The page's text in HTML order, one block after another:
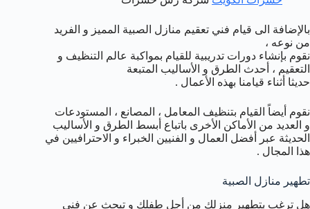
بالإضافة الى قيام فني تعقيم منازل الصبية المميز و الفريد
من نوعه ،
نقوم بإنشاء دورات تدريبية للقيام بمواكبة عالم التنظيف و
التعقيم ، أحدث الطرق و الأساليب المتبعة
حديثا أثناء قيامنا بهذه الأعمال .
نقوم أيضاً القيام بتنظيف المعامل ، المصانع ، المستودعات
و العديد من الأماكن الأخرى باتباع أبسط الطرق و الأساليب
الحديثة عبر أفضل العمال و الفنيين الخبراء و الاحترافيين في
هذا المجال .
تطهير منازل الصبية
هل ترغب بتطهير منزلك من أجل طفلك و تبحث عن فني